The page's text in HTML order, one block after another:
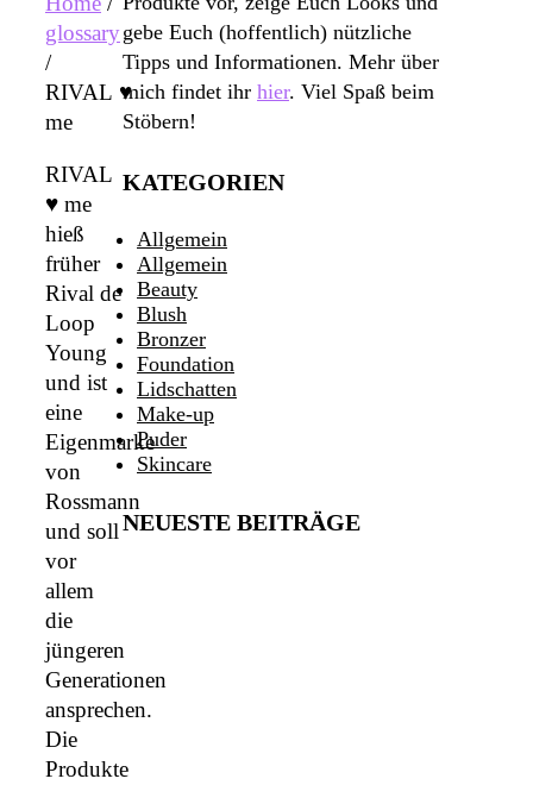
glossary
/
RIVAL ♥
me
RIVAL
♥ me
hieß
früher
Rival de
Loop
Young
und ist
eine
Eigenmarke
von
Rossmann
und soll
vor
allem
die
jüngeren
Generationen
ansprechen.
Die
Produkte
gebe Euch (hoffentlich) nützliche
Tipps und Informationen. Mehr über
mich findet ihr hier. Viel Spaß beim
Stöbern!
KATEGORIEN
Allgemein
Allgemein
Beauty
Blush
Bronzer
Foundation
Lidschatten
Make-up
Puder
Skincare
NEUESTE BEITRÄGE